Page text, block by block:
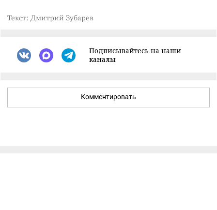
Текст: Дмитрий Зубарев
Подписывайтесь на наши
каналы
Комментировать